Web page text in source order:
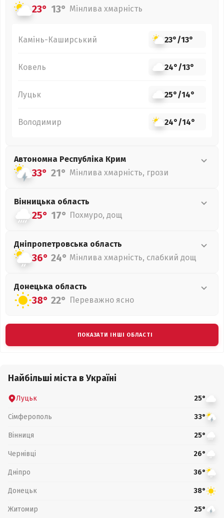
23° 13° Мінлива хмарність
Камінь-Каширський 23°/13°
Ковель 24°/13°
Луцьк 25°/14°
Володимир 24°/14°
Автономна Республіка Крим
33° 21° Мінлива хмарність, грози
Вінницька область
25° 17° Похмуро, дощ
Дніпропетровська область
36° 24° Мінлива хмарність, слабкий дощ
Донецька область
38° 22° Переважно ясно
ПОКАЗАТИ ІНШІ ОБЛАСТІ
Найбільші міста в Україні
Луцьк 25°
Сімферополь 33°
Вінниця 25°
Чернівці 26°
Дніпро 36°
Донецьк 38°
Житомир 25°